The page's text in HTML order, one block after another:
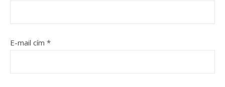
E-mail cím *